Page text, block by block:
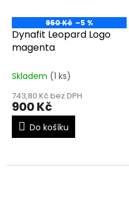
950 Kč –5 %
Dynafit Leopard Logo
magenta
Skladem (1 ks)
743,80 Kč bez DPH
900 Kč
Do košíku